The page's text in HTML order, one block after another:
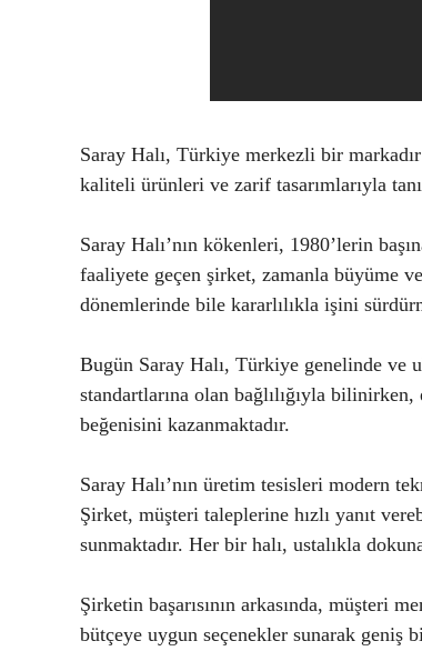
Saray Halı, Türkiye merkezli bir
kaliteli ürünleri ve zarif tasarımlarıyla
Saray Halı’nın kökenleri, 1980’lerin
faaliyete geçen şirket, zamanla büyüme
dönemlerinde bile kararlılıkla işini
Bugün Saray Halı, Türkiye genelinde ve
standartlarına olan bağlılığıyla
beğenisini kazanmaktadır.
Saray Halı’nın üretim tesisleri modern
Şirket, müşteri taleplerine hızlı yanıt
sunmaktadır. Her bir halı, ustalıkla
Şirketin başarısının arkasında, müşteri
bütçeye uygun seçenekler sunarak geniş